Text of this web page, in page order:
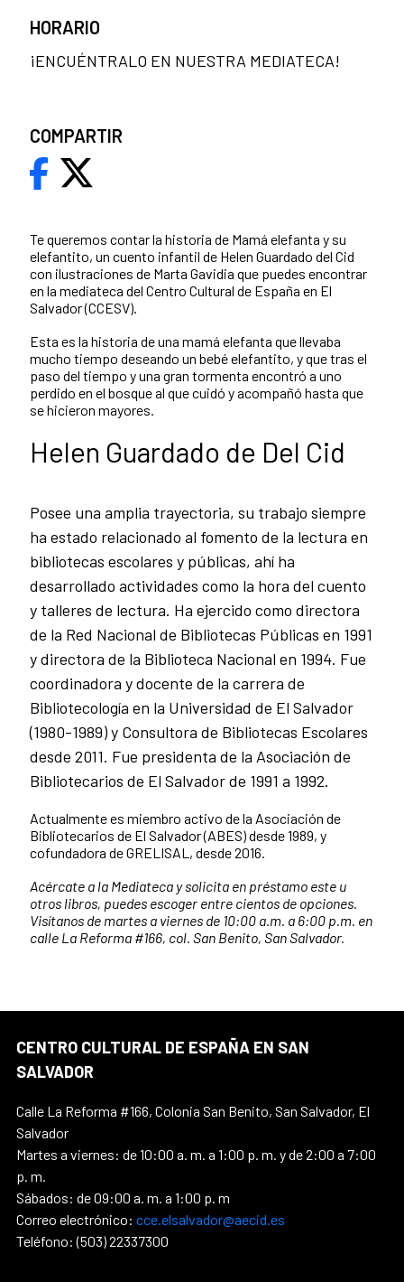
Te queremos contar la historia de Mamá elefanta y su
elefantito, un cuento infantil de Helen Guardado del Cid
con ilustraciones de Marta Gavidia que puedes encontrar
en la mediateca del Centro Cultural de España en El
Salvador (CCESV).
Esta es la historia de una mamá elefanta que llevaba
mucho tiempo deseando un bebé elefantito, y que tras el
paso del tiempo y una gran tormenta encontró a uno
perdido en el bosque al que cuidó y acompañó hasta que
se hicieron mayores.
Helen Guardado de Del Cid
Posee una amplia trayectoria, su trabajo siempre
ha estado relacionado al fomento de la lectura en
bibliotecas escolares y públicas, ahí ha
desarrollado actividades como la hora del cuento
y talleres de lectura. Ha ejercido como directora
de la Red Nacional de Bibliotecas Públicas en 1991
y directora de la Biblioteca Nacional en 1994. Fue
coordinadora y docente de la carrera de
Bibliotecología en la Universidad de El Salvador
(1980-1989) y Consultora de Bibliotecas Escolares
desde 2011. Fue presidenta de la Asociación de
Bibliotecarios de El Salvador de 1991 a 1992.
Actualmente es miembro activo de la Asociación de
Bibliotecarios de El Salvador (ABES) desde 1989, y
cofundadora de GRELISAL, desde 2016.
Acércate a la Mediateca y solicita en préstamo este u
otros libros, puedes escoger entre cientos de opciones.
Visítanos de martes a viernes de 10:00 a.m. a 6:00 p.m. en
calle La Reforma #166, col. San Benito, San Salvador.
HORARIO
¡ENCUÉNTRALO EN NUESTRA MEDIATECA!
COMPARTIR
CENTRO CULTURAL DE ESPAÑA EN SAN
SALVADOR
Calle La Reforma #166, Colonia San Benito, San Salvador, El
Salvador
Martes a viernes: de 10:00 a. m. a 1:00 p. m. y de 2:00 a 7:00
p. m.
Sábados: de 09:00 a. m. a 1:00 p. m
Correo electrónico: cce.elsalvador@aecid.es
Teléfono: (503) 22337300